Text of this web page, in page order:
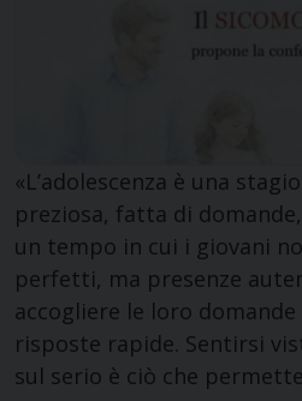
«L’adolescenza è una
preziosa, fatta di
un tempo in cui i giovani
perfetti, ma presenze
accogliere le loro
risposte rapide. Sentirsi
sul serio è ciò che